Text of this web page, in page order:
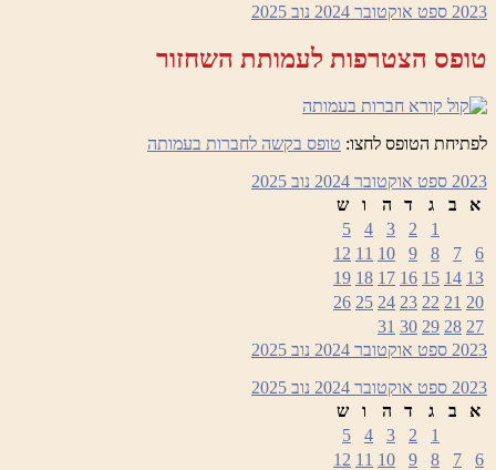
2023 ספט אוקטובר 2024 נוב 2025
טופס הצטרפות לעמותת השחזור
לפתיחת הטופס לחצו: טופס בקשה לחברות בעמותה
2023 ספט אוקטובר 2024 נוב 2025
א
ב ג ד ה ו
ש
1
2
3
4
5
6
7
8
9
10
11
12
13
14
15
16
17
18
19
20
21
22
23
24
25
26
27
28
29
30
31
2023 ספט אוקטובר 2024 נוב 2025
2023 ספט אוקטובר 2024 נוב 2025
א
ב ג ד ה ו
ש
1
2
3
4
5
6
7
8
9
10
11
12